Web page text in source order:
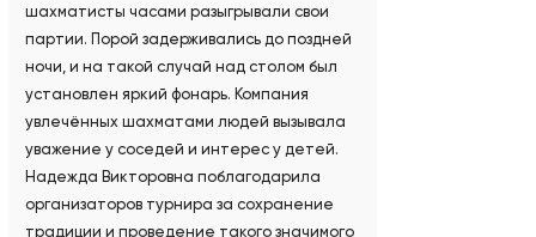
шахматисты часами разыгрывали свои
партии. Порой задерживались до поздней
ночи, и на такой случай над столом был
установлен яркий фонарь. Компания
увлечённых шахматами людей вызывала
уважение у соседей и интерес у детей.
Надежда Викторовна поблагодарила
организаторов турнира за сохранение
традиции и проведение такого значимого